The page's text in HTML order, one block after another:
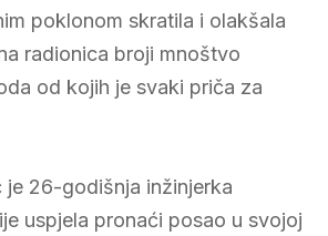
poklonom skratila i olakšala
radionica broji mnoštvo
od kojih je svaki priča za
je 26-godišnja inžinjerka
uspjela pronaći posao u svojoj